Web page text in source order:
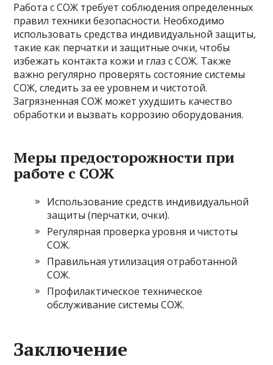
Работа с СОЖ требует соблюдения определенных
правил техники безопасности. Необходимо
использовать средства индивидуальной защиты,
такие как перчатки и защитные очки, чтобы
избежать контакта кожи и глаз с СОЖ. Также
важно регулярно проверять состояние системы
СОЖ, следить за ее уровнем и чистотой.
Загрязненная СОЖ может ухудшить качество
обработки и вызвать коррозию оборудования.
Меры предосторожности при
работе с СОЖ
Использование средств индивидуальной
защиты (перчатки, очки).
Регулярная проверка уровня и чистоты
СОЖ.
Правильная утилизация отработанной
СОЖ.
Профилактическое техническое
обслуживание системы СОЖ.
Заключение